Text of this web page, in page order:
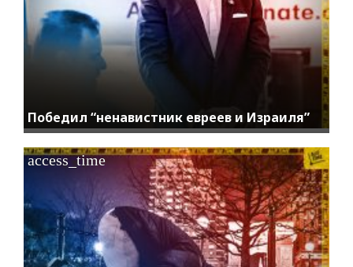
Победил “ненавистник евреев и Израиля”
access_time